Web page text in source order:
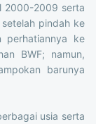
2000-2009 serta
pindah ke
perhatiannya ke
BWF; namun,
barunya
usia serta